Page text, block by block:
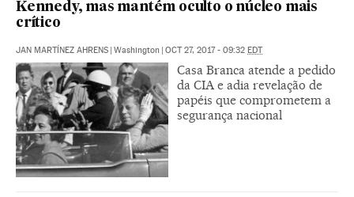
Kennedy, mas mantém oculto o núcleo mais
crítico
JAN MARTÍNEZ AHRENS Washington OCT 27, 2017 - 09:32 EDT
Casa Branca atende a pedido
da CIA e adia revelação de
papéis que comprometem a
segurança nacional